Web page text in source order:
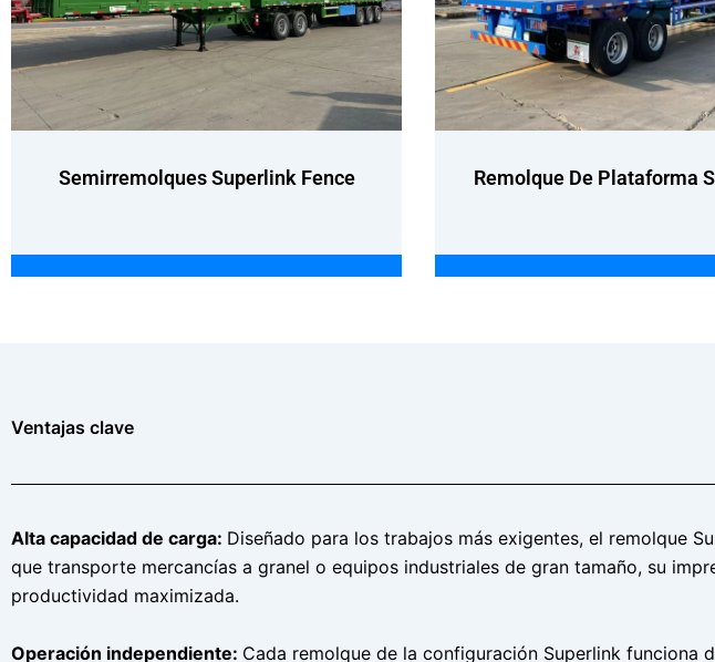
Semirremolques Superlink Fence Remolque De Plataforma
Ventajas clave
Alta capacidad de carga: Diseñado para los trabajos más exigentes, el remolque
que transporte mercancías a granel o equipos industriales de gran tamaño, su
productividad maximizada.
Operación independiente: Cada remolque de la configuración Superlink funciona